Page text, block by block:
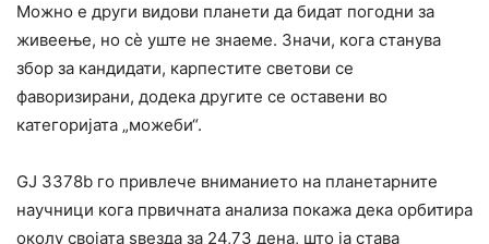
Можно е други видови планети да бидат погодни за
живеење, но сè уште не знаеме. Значи, кога станува
збор за кандидати, карпестите светови се
фаворизирани, додека другите се оставени во
категоријата „можеби“.
GJ 3378b го привлече вниманието на планетарните
научници кога првичната анализа покажа дека орбитира
околу својата ѕвезда за 24,73 дена, што ја става